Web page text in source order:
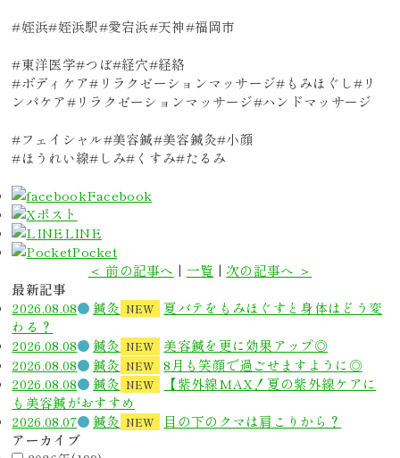
#姪浜#姪浜駅#愛宕浜#天神#福岡市
#東洋医学#つぼ#経穴#経絡
#ボディケア#リラクゼーションマッサージ#もみほぐし#リ
ンパケア#リラクゼーションマッサージ#ハンドマッサージ
#フェイシャル#美容鍼#美容鍼灸#小顔
#ほうれい線#しみ#くすみ#たるみ
Facebook
ポスト
LINE
Pocket
＜ 前の記事へ | 一覧 |次の記事へ ＞
最新記事
2026.08.08
鍼灸 NEW
夏バテをもみほぐすと身体はどう変
わる？
2026.08.08
鍼灸 NEW
美容鍼を更に効果アップ◎
2026.08.08
鍼灸 NEW
8月も笑顔で過ごせますように◎
2026.08.08
鍼灸 NEW
【紫外線MAX！夏の紫外線ケアに
も美容鍼がおすすめ
2026.08.07
鍼灸 NEW
目の下のクマは肩こりから？
アーカイブ